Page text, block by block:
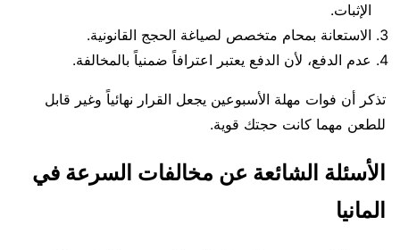
الإثبات.
الاستعانة بمحام متخصص لصياغة الحجج القانونية.
عدم الدفع، لأن الدفع يعتبر اعترافاً ضمنياً بالمخالفة.
تذكر أن فوات مهلة الأسبوعين يجعل القرار نهائياً وغير قابل
للطعن مهما كانت حجتك قوية.
الأسئلة الشائعة عن مخالفات السرعة في
المانيا